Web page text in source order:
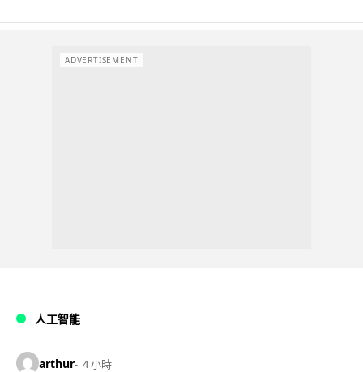
ADVERTISEMENT
人工智能
arthur 4 小時